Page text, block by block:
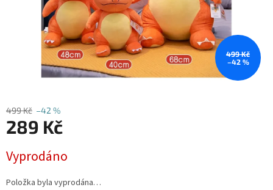
499 Kč
–42 %
499 Kč –42 %
289 Kč
cena:
Vyprodáno
Položka byla vyprodána…